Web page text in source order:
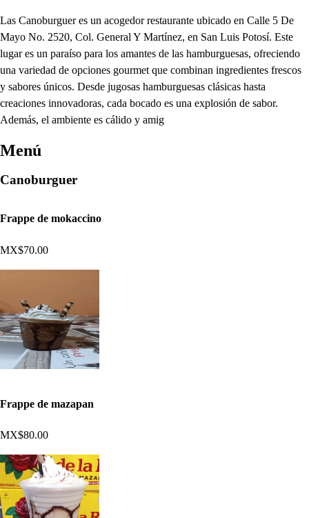
Las Canoburguer es un acogedor restaurante ubicado en Calle 5 De
Mayo No. 2520, Col. General Y Martínez, en San Luis Potosí. Este
lugar es un paraíso para los amantes de las hamburguesas, ofreciendo
una variedad de opciones gourmet que combinan ingredientes frescos
y sabores únicos. Desde jugosas hamburguesas clásicas hasta
creaciones innovadoras, cada bocado es una explosión de sabor.
Además, el ambiente es cálido y amig
Menú
Canoburguer
Frappe de mokaccino
MX$70.00
Frappe de mazapan
MX$80.00